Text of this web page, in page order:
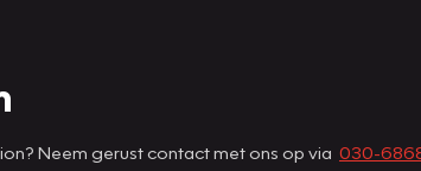
Neem gerust contact met ons op via 030-